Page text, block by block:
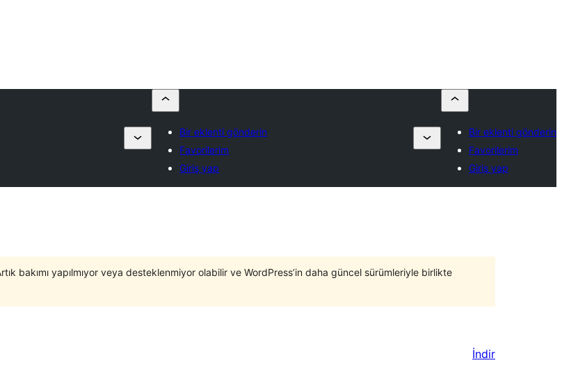
Bir eklenti gönderin
Favorilerim
Giriş yap
Bir eklenti gönderin
Favorilerim
Giriş yap
bakımı yapılmıyor veya desteklenmiyor olabilir ve WordPress’in daha güncel sürümleriyle birlikte
İndir